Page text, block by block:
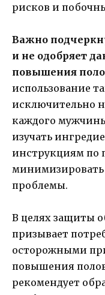
рисков и
Важно
и не одобряет
повышения
использование
исключительно
каждого
изучать
инструкциям по
проблемы.
В целях защиты
призывает
осторожными
повышения
рекомендует